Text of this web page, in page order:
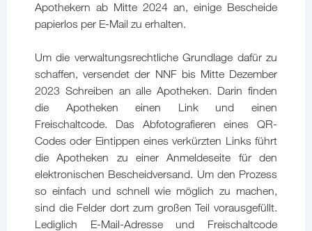
Apothekern ab Mitte 2024 an, einige Bescheide
papierlos per E-Mail zu erhalten.
Um die verwaltungsrechtliche Grundlage dafür zu
schaffen, versendet der NNF bis Mitte Dezember
2023 Schreiben an alle Apotheken. Darin finden
die Apotheken einen Link und einen
Freischaltcode. Das Abfotografieren eines QR-
Codes oder Eintippen eines verkürzten Links führt
die Apotheken zu einer Anmeldeseite für den
elektronischen Bescheidversand. Um den Prozess
so einfach und schnell wie möglich zu machen,
sind die Felder dort zum großen Teil vorausgefüllt.
Lediglich E-Mail-Adresse und Freischaltcode